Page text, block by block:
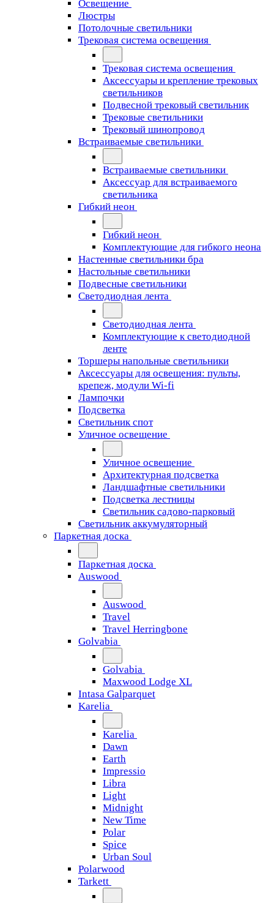
Освещение
Люстры
Потолочные светильники
Трековая система освещения
Трековая система освещения
Аксессуары и крепление трековых
светильников
Подвесной трековый светильник
Трековые светильники
Трековый шинопровод
Встраиваемые светильники
Встраиваемые светильники
Аксессуар для встраиваемого
светильника
Гибкий неон
Гибкий неон
Комплектующие для гибкого неона
Настенные светильники бра
Настольные светильники
Подвесные светильники
Светодиодная лента
Светодиодная лента
Комплектующие к светодиодной
ленте
Торшеры напольные светильники
Аксессуары для освещения: пульты,
крепеж, модули Wi-fi
Лампочки
Подсветка
Светильник спот
Уличное освещение
Уличное освещение
Архитектурная подсветка
Ландшафтные светильники
Подсветка лестницы
Светильник садово-парковый
Светильник аккумуляторный
Паркетная доска
Паркетная доска
Auswood
Auswood
Travel
Travel Herringbone
Golvabia
Golvabia
Maxwood Lodge XL
Intasa Galparquet
Karelia
Karelia
Dawn
Earth
Impressio
Libra
Light
Midnight
New Time
Polar
Spice
Urban Soul
Polarwood
Tarkett